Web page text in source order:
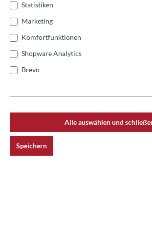
Statistiken
Marketing
Komfortfunktionen
Shopware Analytics
Brevo
Alle auswählen und
Speichern